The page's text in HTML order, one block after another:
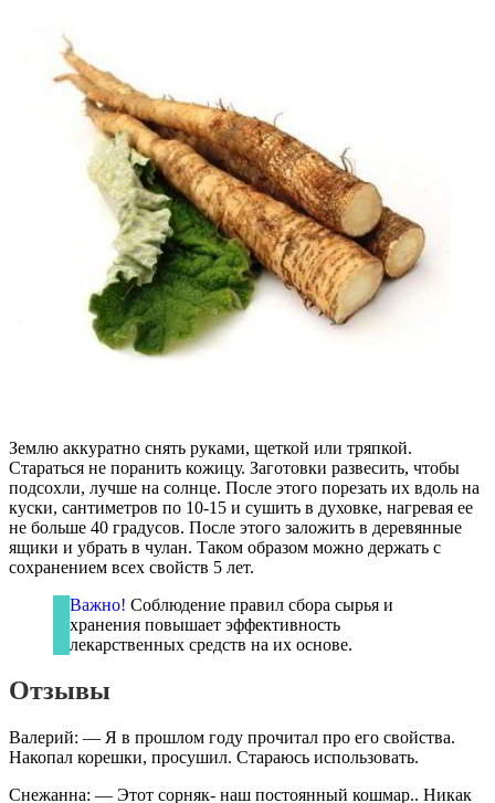
Землю аккуратно снять руками, щеткой или тряпкой.
Стараться не поранить кожицу. Заготовки развесить, чтобы
подсохли, лучше на солнце. После этого порезать их вдоль на
куски, сантиметров по 10-15 и сушить в духовке, нагревая ее
не больше 40 градусов. После этого заложить в деревянные
ящики и убрать в чулан. Таком образом можно держать с
сохранением всех свойств 5 лет.
Важно! Соблюдение правил сбора сырья и
хранения повышает эффективность
лекарственных средств на их основе.
Отзывы
Валерий: — Я в прошлом году прочитал про его свойства.
Накопал корешки, просушил. Стараюсь использовать.
Снежанна: — Этот сорняк- наш постоянный кошмар.. Никак